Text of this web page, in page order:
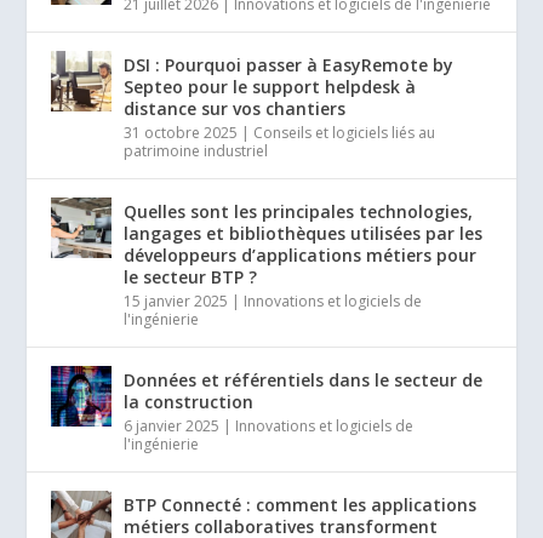
21 juillet 2026 | Innovations et logiciels de l'ingénierie
DSI : Pourquoi passer à EasyRemote by
Septeo pour le support helpdesk à
distance sur vos chantiers
31 octobre 2025 | Conseils et logiciels liés au
patrimoine industriel
Quelles sont les principales technologies,
langages et bibliothèques utilisées par les
développeurs d’applications métiers pour
le secteur BTP ?
15 janvier 2025 | Innovations et logiciels de
l'ingénierie
Données et référentiels dans le secteur de
la construction
6 janvier 2025 | Innovations et logiciels de
l'ingénierie
BTP Connecté : comment les applications
métiers collaboratives transforment